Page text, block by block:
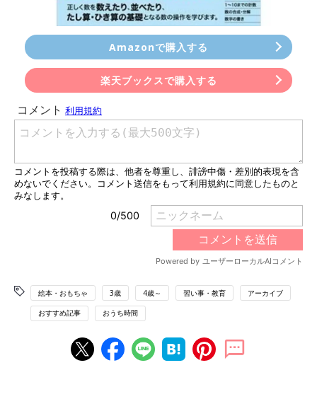
Amazonで購入する
楽天ブックスで購入する
絵本・おもちゃ 3歳 4歳～ 習い事・教育 アーカイブ
おすすめ記事 おうち時間